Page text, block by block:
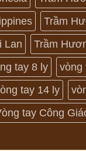
Trầm
Lan
Trầm
tay 8 ly
vòng
tay 14 ly
tay Công